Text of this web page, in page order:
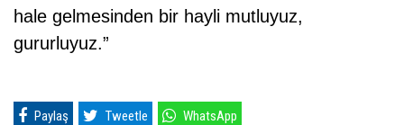
hale gelmesinden bir hayli mutluyuz,
gururluyuz.”
Paylaş Tweetle WhatsApp